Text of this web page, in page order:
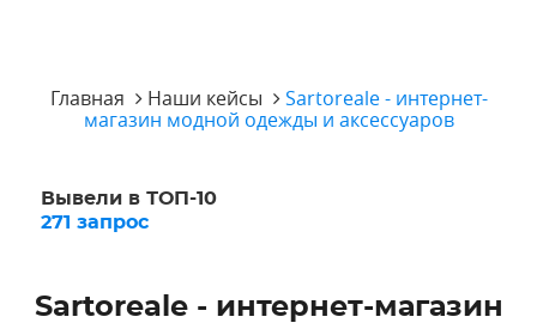
Главная Наши кейсы
Sartoreale - интернет-
магазин модной одежды и аксессуаров
Вывели в ТОП-10
271 запрос
Sartoreale - интернет-магазин